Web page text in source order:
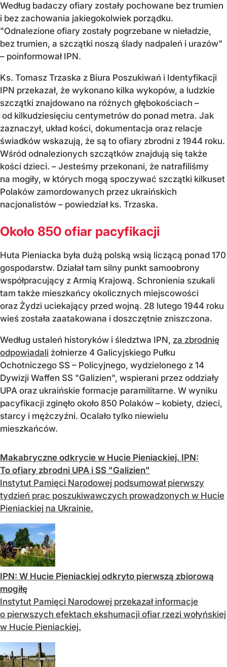
Według badaczy ofiary zostały pochowane bez trumien
i bez zachowania jakiegokolwiek porządku.
"Odnalezione ofiary zostały pogrzebane w nieładzie,
bez trumien, a szczątki noszą ślady nadpaleń i urazów"
– poinformował IPN.
Ks. Tomasz Trzaska z Biura Poszukiwań i Identyfikacji
IPN przekazał, że wykonano kilka wykopów, a ludzkie
szczątki znajdowano na różnych głębokościach –
od kilkudziesięciu centymetrów do ponad metra. Jak
zaznaczył, układ kości, dokumentacja oraz relacje
świadków wskazują, że są to ofiary zbrodni z 1944 roku.
Wśród odnalezionych szczątków znajdują się także
kości dzieci. – Jesteśmy przekonani, że natrafiliśmy
na mogiły, w których mogą spoczywać szczątki kilkuset
Polaków zamordowanych przez ukraińskich
nacjonalistów – powiedział ks. Trzaska.
Około 850 ofiar pacyfikacji
Huta Pieniacka była dużą polską wsią liczącą ponad 170
gospodarstw. Działał tam silny punkt samoobrony
współpracujący z Armią Krajową. Schronienia szukali
tam także mieszkańcy okolicznych miejscowości
oraz Żydzi uciekający przed wojną. 28 lutego 1944 roku
wieś została zaatakowana i doszczętnie zniszczona.
Według ustaleń historyków i śledztwa IPN, za zbrodnię
odpowiadali żołnierze 4 Galicyjskiego Pułku
Ochotniczego SS – Policyjnego, wydzielonego z 14
Dywizji Waffen SS "Galizien", wspierani przez oddziały
UPA oraz ukraińskie formacje paramilitarne. W wyniku
pacyfikacji zginęło około 850 Polaków – kobiety, dzieci,
starcy i mężczyźni. Ocalało tylko niewielu
mieszkańców.
Makabryczne odkrycie w Hucie Pieniackiej. IPN:
To ofiary zbrodni UPA i SS "Galizien"
Instytut Pamięci Narodowej podsumował pierwszy
tydzień prac poszukiwawczych prowadzonych w Hucie
Pieniackiej na Ukrainie.
IPN: W Hucie Pieniackiej odkryto pierwszą zbiorową
mogiłę
Instytut Pamięci Narodowej przekazał informacje
o pierwszych efektach ekshumacji ofiar rzezi wołyńskiej
w Hucie Pieniackiej.